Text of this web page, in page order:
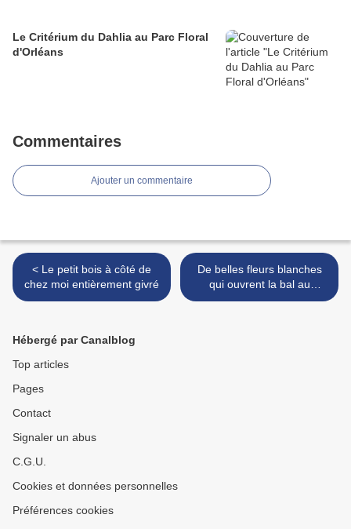
Le Critérium du Dahlia au Parc Floral
d'Orléans
Commentaires
Ajouter un commentaire
< Le petit bois à côté de
chez moi entièrement givré
De belles fleurs blanches
qui ouvrent la bal au
printemps >
Hébergé par Canalblog
Top articles
Pages
Contact
Signaler un abus
C.G.U.
Cookies et données personnelles
Préférences cookies